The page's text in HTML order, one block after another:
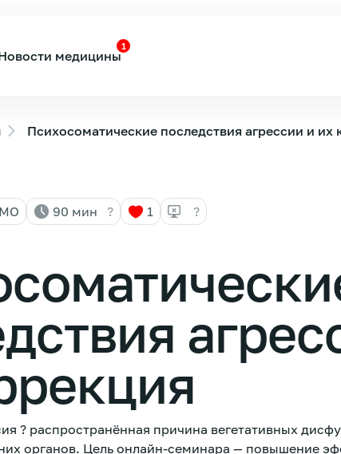
медицины
1
Психосоматические последствия агрессии и их
90 мин ? 1 ?
? распространённая причина вегетативных
органов. Цель онлайн-семинара — повышение